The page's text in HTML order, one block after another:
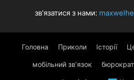
зв'язатися з нами:
Головна Приколи Історії
мобільний зв’язок